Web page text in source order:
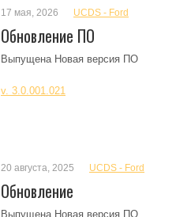
17 мая, 2026 UCDS - Ford
Обновление ПО
Выпущена Новая версия ПО
v. 3.0.001.021
20 августа, 2025 UCDS - Ford
Обновление
Выпущена Новая версия ПО